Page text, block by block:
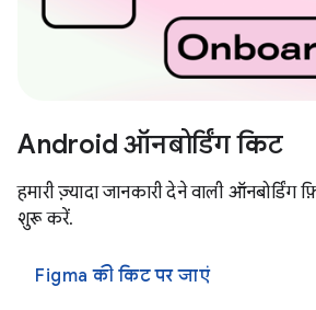
Android ऑनबोर्डिंग किट
हमारी ज़्यादा जानकारी देने वाली
शुरू करें.
Figma की किट पर जाएं